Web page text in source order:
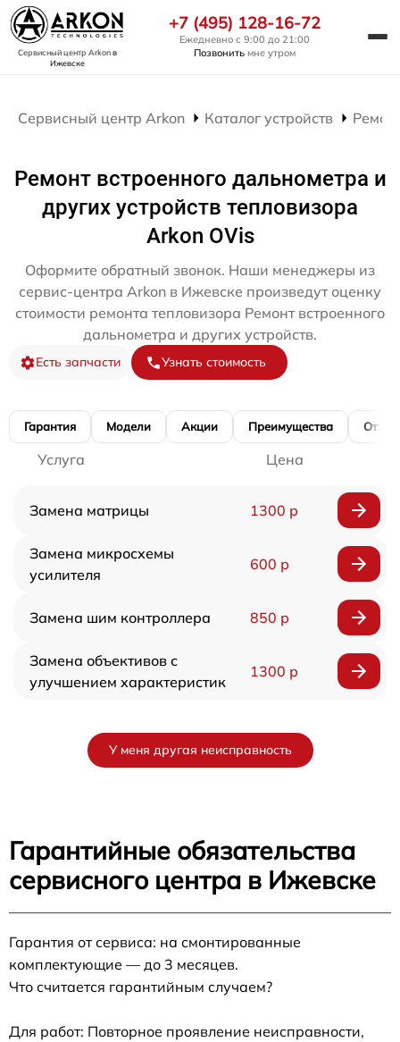
Сервисный центр Arkonв
Ижевске
+7 (495) 128-16-72
Ежедневно с 9:00 до 21:00
Позвонить мне утром
Сервисный центр Arkon Каталог устройств
Ремонт встроенного дальнометра и
других устройств тепловизора
Arkon OVis
Оформите обратный звонок. Наши менеджеры из
сервис-центра Arkon в Ижевске произведут оценку
стоимости ремонта тепловизора Ремонт встроенного
дальнометра и других устройств.
Есть запчасти Узнать стоимость
Гарантия Модели Акции Преимущества
Услуга Цена
Замена матрицы 1300 р
Замена микросхемы
усилителя
600 р
Замена шим контроллера 850 р
Замена объективов с
улучшением характеристик
1300 р
У меня другая неисправность
Гарантийные обязательства
сервисного центра в Ижевске
Гарантия от сервиса: на смонтированные
комплектующие — до 3 месяцев.
Что считается гарантийным случаем?
Для работ: Повторное проявление неисправности,